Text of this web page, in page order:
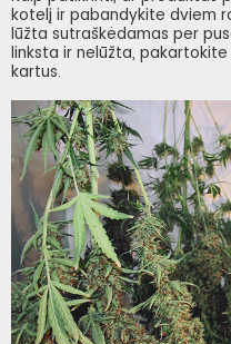
kotelį ir pabandykite dviem
lūžta sutraškėdamas per
linksta ir nelūžta,
kartus.